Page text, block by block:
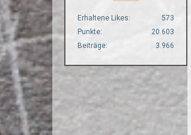
Erhaltene Likes
573
Punkte
20.603
Beiträge
3.966